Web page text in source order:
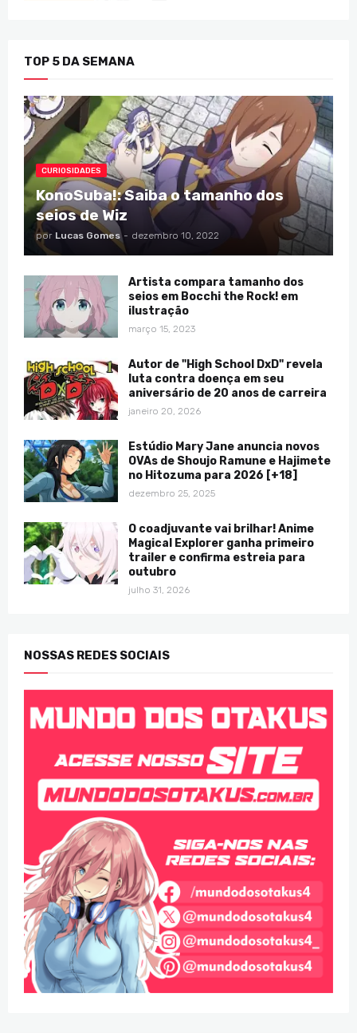
TOP 5 DA SEMANA
CURIOSIDADES
KonoSuba!: Saiba o tamanho dos
seios de Wiz
por Lucas Gomes - dezembro 10, 2022
Artista compara tamanho dos
seios em Bocchi the Rock! em
ilustração
março 15, 2023
Autor de "High School DxD" revela
luta contra doença em seu
aniversário de 20 anos de carreira
janeiro 20, 2026
Estúdio Mary Jane anuncia novos
OVAs de Shoujo Ramune e Hajimete
no Hitozuma para 2026 [+18]
dezembro 25, 2025
O coadjuvante vai brilhar! Anime
Magical Explorer ganha primeiro
trailer e confirma estreia para
outubro
julho 31, 2026
NOSSAS REDES SOCIAIS